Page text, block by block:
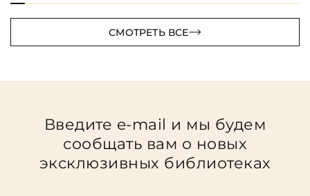
СМОТРЕТЬ ВСЕ
Введите e-mail и мы будем
сообщать вам о новых
эксклюзивных библиотеках